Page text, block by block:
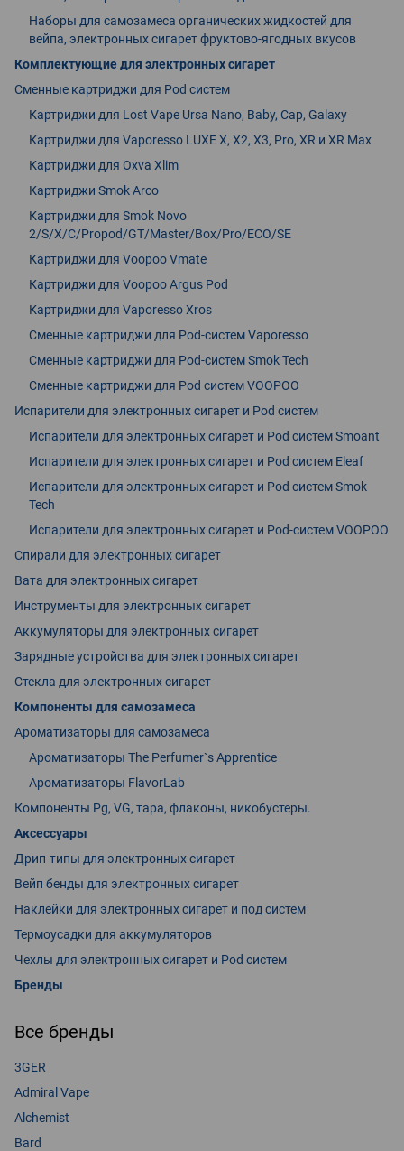
Наборы для самозамеса органических жидкостей для
вейпа, электронных сигарет фруктово-ягодных вкусов
Комплектующие для электронных сигарет
Сменные картриджи для Pod систем
Картриджи для Lost Vape Ursa Nano, Baby, Cap, Galaxy
Картриджи для Vaporesso LUXE X, X2, X3, Pro, XR и XR Max
Картриджи для Oxva Xlim
Картриджи Smok Arco
Картриджи для Smok Novo
2/S/X/C/Propod/GT/Master/Box/Pro/ECO/SE
Картриджи для Voopoo Vmate
Картриджи для Voopoo Argus Pod
Картриджи для Vaporesso Xros
Сменные картриджи для Pod-систем Vaporesso
Сменные картриджи для Pod-систем Smok Tech
Сменные картриджи для Pod систем VOOPOO
Испарители для электронных сигарет и Pod систем
Испарители для электронных сигарет и Pod систем Smoant
Испарители для электронных сигарет и Pod систем Eleaf
Испарители для электронных сигарет и Pod систем Smok
Tech
Испарители для электронных сигарет и Pod-систем VOOPOO
Спирали для электронных сигарет
Вата для электронных сигарет
Инструменты для электронных сигарет
Аккумуляторы для электронных сигарет
Зарядные устройства для электронных сигарет
Стекла для электронных сигарет
Компоненты для самозамеса
Ароматизаторы для самозамеса
Ароматизаторы The Perfumer`s Apprentice
Ароматизаторы FlavorLab
Компоненты Pg, VG, тара, флаконы, никобустеры.
Аксессуары
Дрип-типы для электронных сигарет
Вейп бенды для электронных сигарет
Наклейки для электронных сигарет и под систем
Термоусадки для аккумуляторов
Чехлы для электронных сигарет и Pod систем
Бренды
Все бренды
3GER
Admiral Vape
Alchemist
Bard